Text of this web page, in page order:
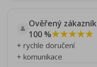
👤 Ověřený zákazník
100 %★★★★★
+ rychle doručení
+ komunikace